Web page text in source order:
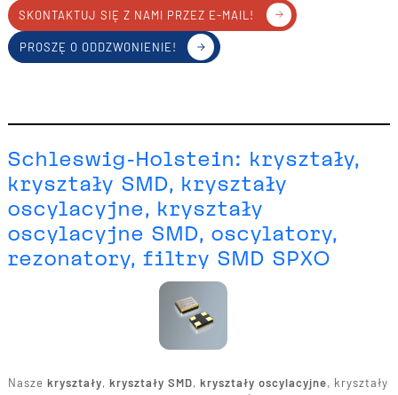
SKONTAKTUJ SIĘ Z NAMI PRZEZ E-MAIL!
PROSZĘ O ODDZWONIENIE!
Schleswig-Holstein: kryształy,
kryształy SMD, kryształy
oscylacyjne, kryształy
oscylacyjne SMD, oscylatory,
rezonatory, filtry SMD SPXO
Nasze kryształy, kryształy SMD, kryształy oscylacyjne, kryształy